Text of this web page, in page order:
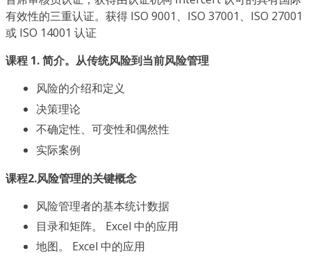
有效性的三重认证。获得 ISO 9001、ISO 37001、ISO 27001
或 ISO 14001 认证
课程 1. 简介。从传统风险到当前风险管理
风险的介绍和定义
决策理论
不确定性、可变性和偶然性
实际案例
课程2.风险管理的关键概念
风险管理者的基本统计数据
目录和矩阵。 Excel 中的应用
地图。 Excel 中的应用